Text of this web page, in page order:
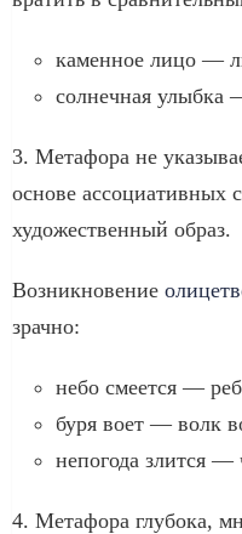
камен­ное лицо —
сол­неч­ная улыб­ка
3. Метафора не
осно­ве ассо­ци­а­тив­ных
худо­же­ствен­ный образ.
Возникновение
зрач­но:
небо сме­ет­ся —
буря воет — волк
непо­го­да злит­ся —
4. Метафора глу­бо­ка,